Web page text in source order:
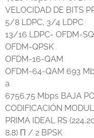
VELOCIDAD DE BITS
5/8 LDPC, 3/4 LDPC
13/16 LDPC- OFDM-
OFDM-QPSK
OFDM-16-QAM
OFDM-64-QAM 693
a
6756.75 Mbps BAJA
CODIFICACIÓN
PRIMA IDEAL RS
8.8) Π / 2 BPSK